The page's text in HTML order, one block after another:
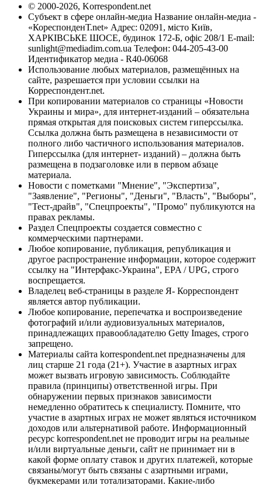
© 2000-2026, Korrespondent.net
Субъект в сфере онлайн-медиа Название онлайн-медиа -
«КореспонденТ.net» Адрес: 02091, місто Київ,
ХАРКІВСЬКЕ ШОСЕ, будинок 172-Б, офіс 208/1 E-mail:
sunlight@mediadim.com.ua Телефон: 044-205-43-00
Идентификатор медиа - R40-06068
Использование любых материалов, размещённых на
сайте, разрешается при условии ссылки на
Корреспондент.net.
При копировании материалов со страницы «Новости
Украины и мира», для интернет-изданий – обязательна
прямая открытая для поисковых систем гиперссылка.
Ссылка должна быть размещена в независимости от
полного либо частичного использования материалов.
Гиперссылка (для интернет- изданий) – должна быть
размещена в подзаголовке или в первом абзаце
материала.
Новости с пометками "Мнение", "Экспертиза",
"Заявление", "Регионы", "Деньги", "Власть", "Выборы",
"Тест-драйв", "Спецпроекты", "Промо" публикуются на
правах рекламы.
Раздел Спецпроекты создается совместно с
коммерческими партнерами.
Любое копирование, публикация, републикация и
другое распространение информации, которое содержит
ссылку на "Интерфакс-Украина", EPA / UPG, строго
воспрещается.
Владелец веб-страницы в разделе Я- Корреспондент
является автор публикации.
Любое копирование, перепечатка и воспроизведение
фотографий и/или аудиовизуальных материалов,
принадлежащих правообладателю Getty Images, строго
запрещено.
Материалы сайта korrespondent.net предназначены для
лиц старше 21 года (21+). Участие в азартных играх
может вызвать игровую зависимость. Соблюдайте
правила (принципы) ответственной игры. При
обнаружении первых признаков зависимости
немедленно обратитесь к специалисту. Помните, что
участие в азартных играх не может являться источником
доходов или альтернативой работе. Информационный
ресурс korrespondent.net не проводит игры на реальные
и/или виртуальные деньги, сайт не принимает ни в
какой форме оплату ставок и других платежей, которые
связаны/могут быть связаны с азартными играми,
букмекерами или тотализаторами. Какие-либо